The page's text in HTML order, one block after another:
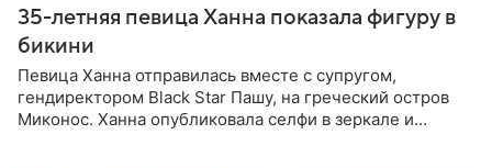
35-летняя певица Ханна показала фигуру в
бикини
Певица Ханна отправилась вместе с супругом,
гендиректором Black Star Пашу, на греческий остров
Миконос. Ханна опубликовала селфи в зеркале и